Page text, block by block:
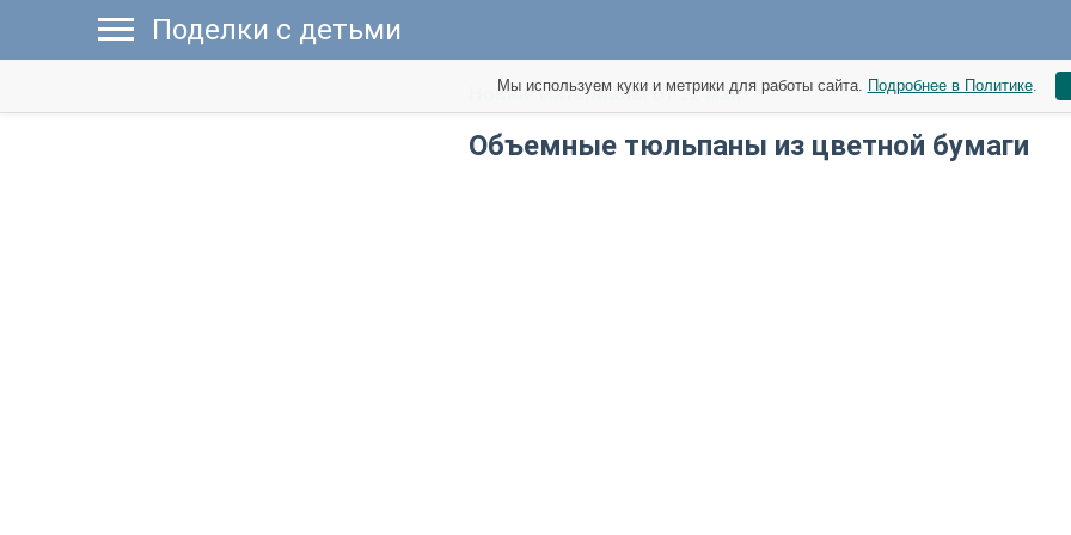
Поделки с детьми
Новые материалы от 12 мая
Объемные тюльпаны из цветной бумаги
Мы используем куки и метрики для работы сайта. Подробнее в Политике.